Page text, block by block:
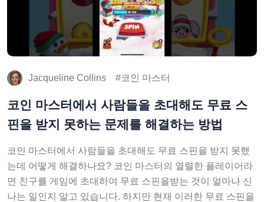
Jacqueline Collins 코인 마스터
코인 마스터에서 사람들을 초대해도 무료 스
핀을 받지 못하는 문제를 해결하는 방법
코인 마스터에서 사람들을 초대해도 무료 스핀을 받지 못했
는데 어떻게 해결하나요? 코인 마스터의 열렬한 플레이어라
면 친구를 게임에 초대하여 무료 스핀을받는 것이 얼마나 신
나는 일인지 알고 있습니다. 하지만 현재 이러한 무료 스핀을